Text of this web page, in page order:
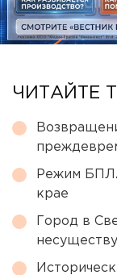
ЧИТАЙТЕ
Режим
крае
Город в